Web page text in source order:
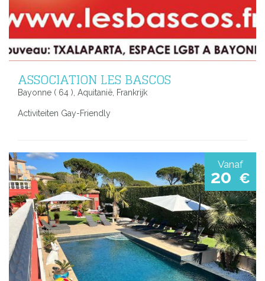
ASSOCIATION LES BASCOS
Bayonne ( 64 ), Aquitanië, Frankrijk
Activiteiten Gay-Friendly
Vanaf
20 €